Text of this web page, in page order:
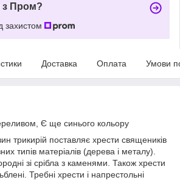
з Пром?
захистом
Доставка Оплата Умови
Є ще синього кольору
трикирій поставляє хрести священиків
типів матеріалів (дерева і металу)
зі срібла з каменями Також хрести
Требні хрести і напрестольні